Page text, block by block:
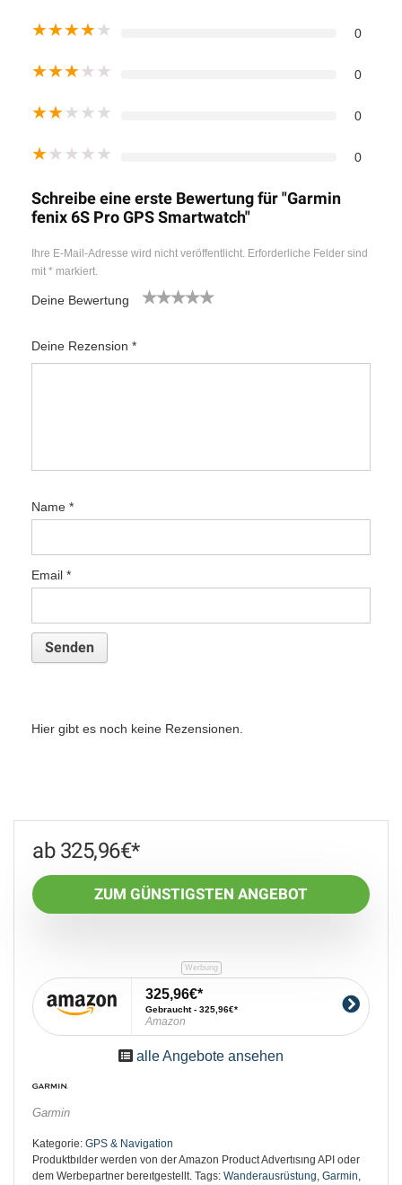
★★★★★ 0
★★★★★ 0
★★★★★ 0
★★★★★ 0
Schreibe eine erste Bewertung für "Garmin
fenix 6S Pro GPS Smartwatch"
Ihre E-Mail-Adresse wird nicht veröffentlicht. Erforderliche Felder sind
mit * markiert.
Deine Bewertung
Deine Rezension *
Name *
Email *
Hier gibt es noch keine Rezensionen.
325,96€
ZUM GÜNSTIGSTEN ANGEBOT
325,96€
Gebraucht - 325,96€
Amazon
alle Angebote ansehen
Garmin
Kategorie: GPS & Navigation
Produktbılder werden von der Amazon Product Advertısıng API oder
dem Werbepartner bereıtgestellt. Tags: Wanderausrüstung, Garmin,